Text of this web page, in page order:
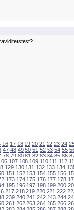
16 17 18 19 20 21 22 23 24 25
47 48 49 50 51 52 53 54 55
78 79 80 81 82 83 84 85 86
107 108 109 110 111 112
129 130 131 132 133 134
151 152 153 154 155 156
173 174 175 176 177 178
195 196 197 198 199 200
217 218 219 220 221 222
239 240 241 242 243 244
261 262 263 264 265 266